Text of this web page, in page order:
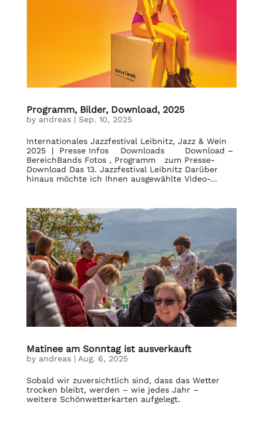
Programm, Bilder, Download, 2025
by andreas| Sep. 10, 2025
Internationales Jazzfestival Leibnitz, Jazz & Wein
2025 | Presse Infos Downloads Download –
BereichBands Fotos , Programm zum Presse-
Download Das 13. Jazzfestival Leibnitz Darüber
hinaus möchte ich Ihnen ausgewählte Video-...
Matinee am Sonntag ist ausverkauft
by andreas| Aug. 6, 2025
Sobald wir zuversichtlich sind, dass das Wetter
trocken bleibt, werden – wie jedes Jahr –
weitere Schönwetterkarten aufgelegt.